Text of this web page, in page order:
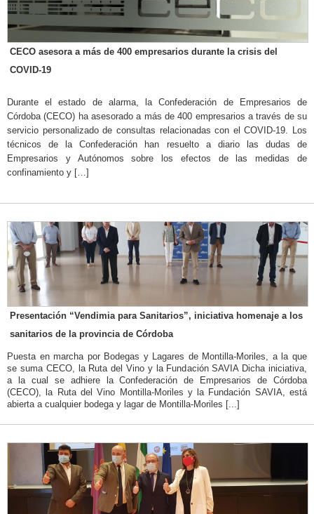
CECO asesora a más de 400 empresarios durante la crisis del
COVID-19
Durante el estado de alarma, la Confederación de Empresarios de
Córdoba (CECO) ha asesorado a más de 400 empresarios a través de su
servicio personalizado de consultas relacionadas con el COVID-19. Los
técnicos de la Confederación han resuelto a diario las dudas de
Empresarios y Autónomos sobre los efectos de las medidas de
confinamiento y […]
Presentación “Vendimia para Sanitarios”, iniciativa homenaje a los
sanitarios de la provincia de Córdoba
Puesta en marcha por Bodegas y Lagares de Montilla-Moriles, a la que
se suma CECO, la Ruta del Vino y la Fundación SAVIA Dicha iniciativa,
a la cual se adhiere la Confederación de Empresarios de Córdoba
(CECO), la Ruta del Vino Montilla-Moriles y la Fundación SAVIA, está
abierta a cualquier bodega y lagar de Montilla-Moriles [...]